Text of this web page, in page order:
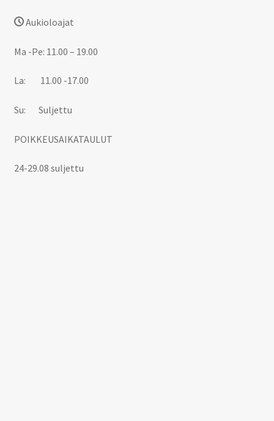
Aukioloajat
Ma -Pe: 11.00 – 19.00
La: 11.00 -17.00
Su: Suljettu
POIKKEUSAIKATAULUT
24-29.08 suljettu